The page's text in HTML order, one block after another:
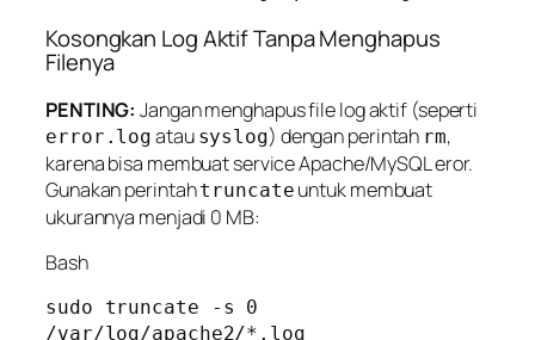
Kosongkan Log Aktif Tanpa Menghapus
Filenya
PENTING: Jangan menghapus file log aktif (seperti
error.log atau syslog) dengan perintah rm,
karena bisa membuat service Apache/MySQL eror.
Gunakan perintahtruncate untuk membuat
ukurannya menjadi 0 MB:
Bash
sudo truncate -s 0
/var/log/apache2/*.log